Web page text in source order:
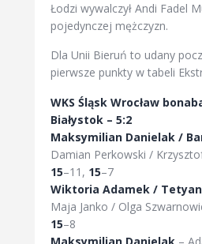
Łodzi wywalczył Andi Fadel
pojedynczej mężczyzn.
Dla Unii Bieruń to udany
pierwsze punkty w tabeli
WKS Śląsk Wrocław
Białystok – 5:2
Maksymilian Danielak /
Damian Perkowski /
15–11, 15–7
Wiktoria Adamek /
Maja Janko / Olga
15–8